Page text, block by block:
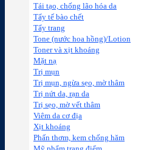
Tái tạo, chống lão hóa da
Tẩy tế bào chết
Tẩy trang
Tone (nước hoa hồng)/Lotion
Toner và xịt khoáng
Mặt nạ
Trị mụn
Trị mụn, ngừa sẹo, mờ thâm
Trị nứt da, rạn da
Trị sẹo, mờ vết thâm
Viêm da cơ địa
Xịt khoáng
Phấn thơm, kem chống hăm